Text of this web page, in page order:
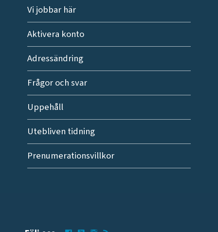
Vi jobbar här
Aktivera konto
Adressändring
Frågor och svar
Uppehåll
Utebliven tidning
Prenumerationsvillkor